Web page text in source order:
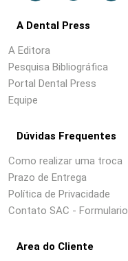
A Dental Press
A Editora
Pesquisa Bibliográfica
Portal Dental Press
Equipe
Dúvidas Frequentes
Como realizar uma troca
Prazo de Entrega
Política de Privacidade
Contato SAC - Formulario
Area do Cliente